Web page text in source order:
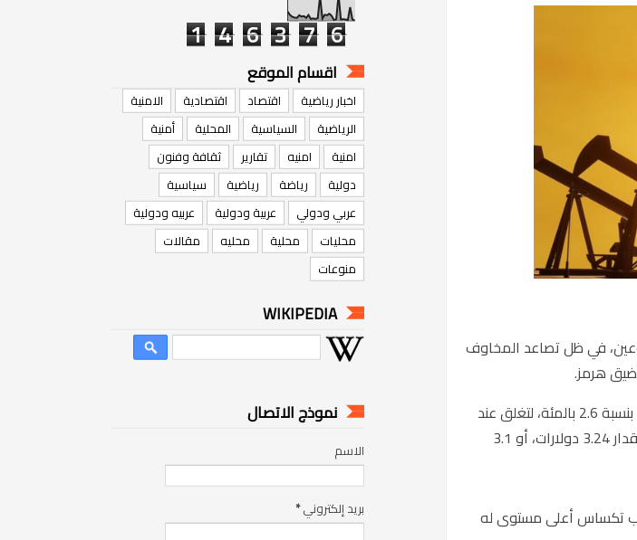
خلال أسبوعين، في ظل تصاعد المخاوف
هرمز.
تسليم يوليو ارتفاعاً بمقدار 2.84 دولار، أي بنسبة 2.6 بالمئة، لتغلق عند
تسليم يونيو بمقدار 3.24 دولارات، أو 3.1
تكساس أعلى مستوى له
1 4 6 3 7 6
اقسام الموقع
اخبار رياضية اقتصاد اقتصادية
الامنية
الرياضية
السياسية المحلية
أمنية
امنية
امنيه تقارير
ثقافة وفنون
دولية
رياضة رياضية
سياسية
عربي ودولي
عربية ودولية
عربيه ودولية
محليات
محلية محليه
مقالات
منوعات
WIKIPEDIA
نموذج الاتصال
الاسم
بريد إلكتروني*